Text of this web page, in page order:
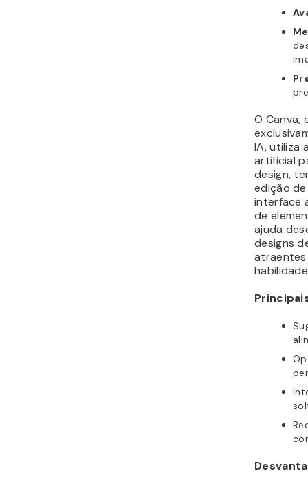
O Canva,
IA, utiliza
artificial
design,
edição de
interface
de
ajuda
designs
atraentes